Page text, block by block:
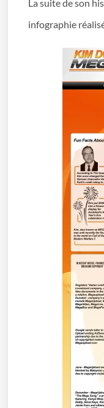
La suite de son
infographie